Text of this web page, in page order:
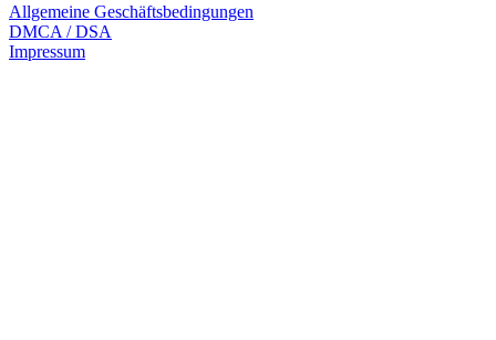
Allgemeine Geschäftsbedingungen
DMCA / DSA
Impressum